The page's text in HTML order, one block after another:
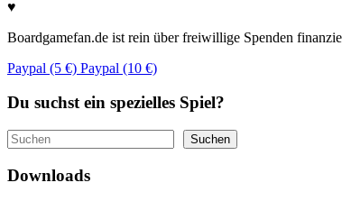
♥
Boardgamefan.de ist rein über freiwillige Spenden
Paypal (5 €) Paypal (10 €)
Du suchst ein spezielles Spiel?
Suchen Suchen
Downloads